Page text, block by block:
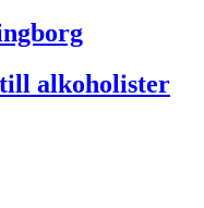
alkoholister